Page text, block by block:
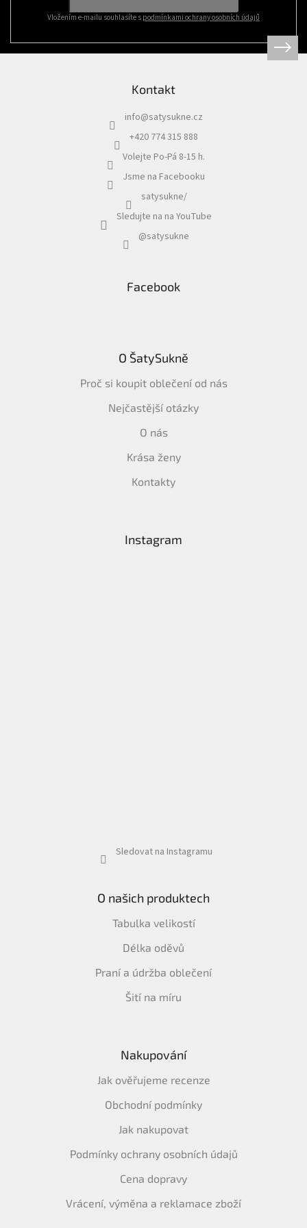
Vložením e-mailu souhlasíte s podmínkami ochrany osobních údajů
Kontakt
info@satysukne.cz
+420 774 315 888
Volejte Po-Pá 8-15 h.
Jsme na Facebooku
satysukne/
Sledujte na na YouTube
@satysukne
Facebook
O ŠatySukně
Proč si koupit oblečení od nás
Nejčastější otázky
O nás
Krása ženy
Kontakty
Instagram
Sledovat na Instagramu
O našich produktech
Tabulka velikostí
Délka oděvů
Praní a údržba oblečení
Šití na míru
Nakupování
Jak ověřujeme recenze
Obchodní podmínky
Jak nakupovat
Podmínky ochrany osobních údajů
Cena dopravy
Vrácení, výměna a reklamace zboží